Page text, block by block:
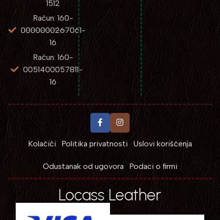
1512
Račun: 160-
0000000267061-
16
Račun: 160-
0051400057811-
16
Kolačići Politika privatnosti Uslovi korišćenja
Odustanak od ugovora Podaci o firmi
Locass Leather